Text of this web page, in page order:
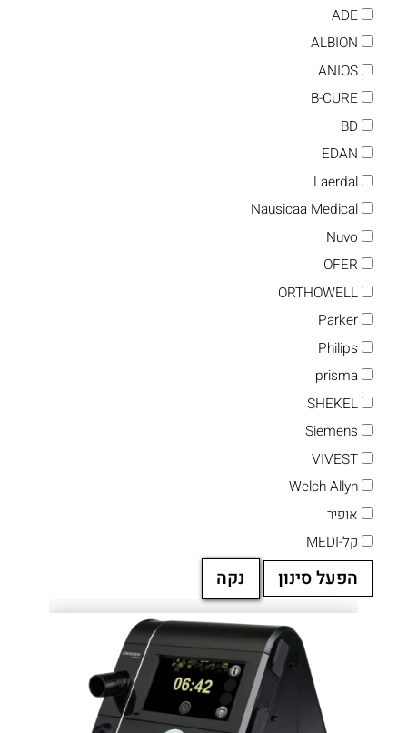
ADE
ALBION
ANIOS
B-CURE
BD
EDAN
Laerdal
Nausicaa Medical
Nuvo
OFER
ORTHOWELL
Parker
Philips
prisma
SHEKEL
Siemens
VIVEST
Welch Allyn
אופיר
קל-MEDI